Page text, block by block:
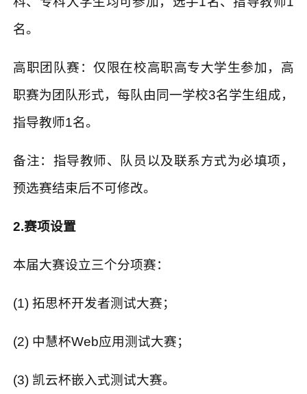
名。
高职团队赛：仅限在校高职高专大学生参加，高
职赛为团队形式，每队由同一学校3名学生组成，
指导教师1名。
备注：指导教师、队员以及联系方式为必填项，
预选赛结束后不可修改。
2.赛项设置
本届大赛设立三个分项赛：
(1) 拓思杯开发者测试大赛；
(2) 中慧杯Web应用测试大赛；
(3) 凯云杯嵌入式测试大赛。